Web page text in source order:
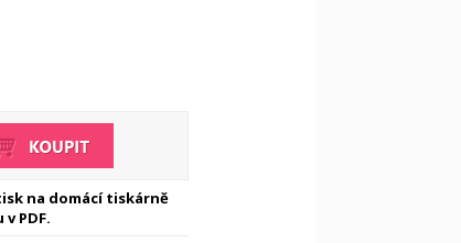
na domácí tiskárně
PDF.